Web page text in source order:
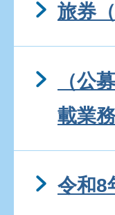
旅券
（公
載業
令和8